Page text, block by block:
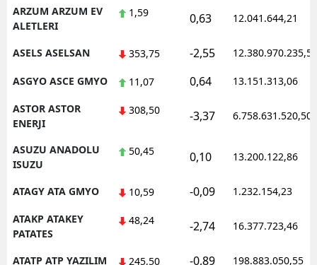
ARZUM ARZUM EV
ALETLERI
1,59 0,63 12.041.644,21
ASELS ASELSAN 353,75 -2,55 12.380.970.235,50
ASGYO ASCE GMYO 11,07 0,64 13.151.313,06
ASTOR ASTOR
ENERJI
308,50 -3,37 6.758.631.520,50
ASUZU ANADOLU
ISUZU
50,45 0,10 13.200.122,86
ATAGY ATA GMYO 10,59 -0,09 1.232.154,23
ATAKP ATAKEY
PATATES
48,24 -2,74 16.377.723,46
ATATP ATP YAZILIM 245,50 -0,89 198.883.050,55